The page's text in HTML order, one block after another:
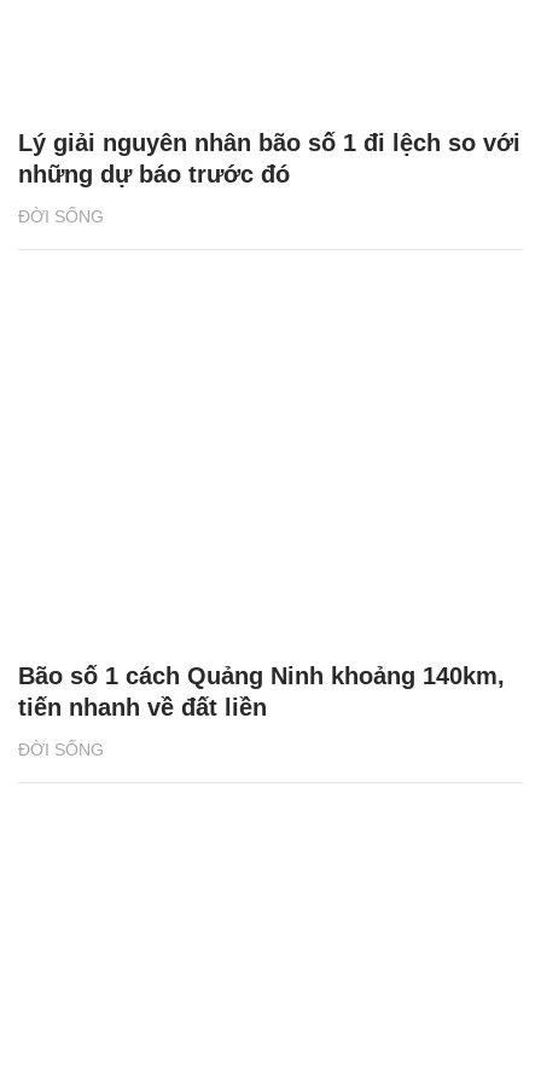
ĐỜI SỐNG
Lý giải nguyên nhân bão số 1 đi lệch so với
những dự báo trước đó
ĐỜI SỐNG
Bão số 1 cách Quảng Ninh khoảng 140km,
tiến nhanh về đất liền